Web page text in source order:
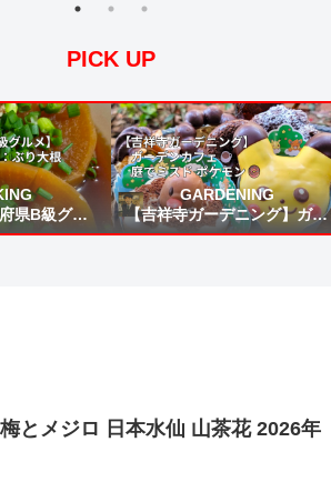
PICK UP
県B級グル
島県：ぶり
GARDENING
【吉祥寺ガーデニング】ガー
デンカフェ☕庭でミスド ポケ
とメジロ 日本水仙 山茶花 2026年